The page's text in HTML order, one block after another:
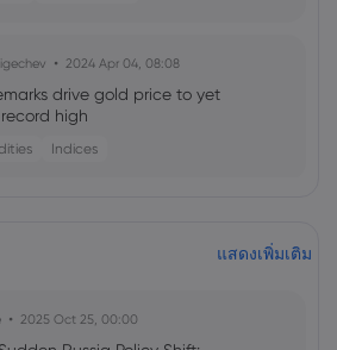
2024 Apr 04, 08:08
drive gold price to yet
high
Indices
cut view sends gold price toแสดงเพิ่มเติม
2025 Oct 25, 00:00